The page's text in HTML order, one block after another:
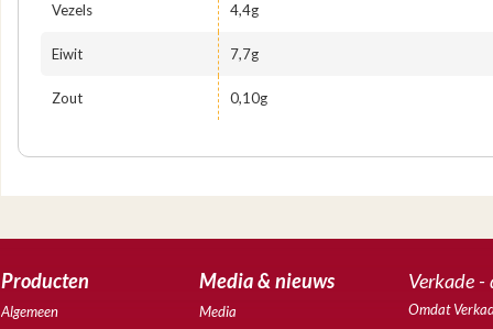
Vezels 4,4g
Eiwit 7,7g
Zout 0,10g
Producten
Algemeen
Media & nieuws
Media
Verkade -
Omdat